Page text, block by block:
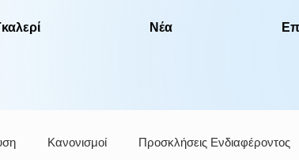
Νέα
Κανονισμοί Προσκλήσεις Ενδιαφέροντος